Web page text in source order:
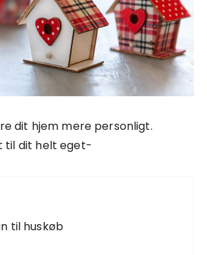
dit hjem mere personligt.
til dit helt eget-
til huskøb